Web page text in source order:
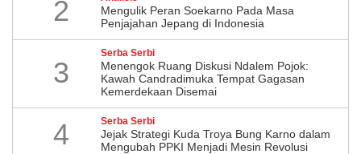
2
Mengulik Peran Soekarno Pada Masa
Penjajahan Jepang di Indonesia
3
Serba Serbi
Menengok Ruang Diskusi Ndalem Pojok:
Kawah Candradimuka Tempat Gagasan
Kemerdekaan Disemai
4 Serba Serbi
Jejak Strategi Kuda Troya Bung Karno dalam
Mengubah PPKI Menjadi Mesin Revolusi